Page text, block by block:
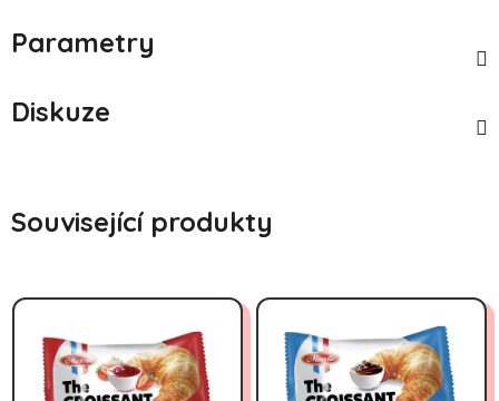
Parametry
Diskuze
Související produkty